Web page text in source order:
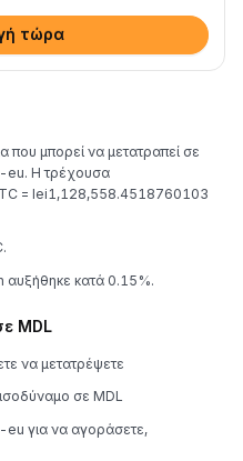
τώρα
που μπορεί να μετατραπεί σε
eu. Η τρέχουσα
BTC = lei1,128,558.4518760103
αυξήθηκε κατά 0.15%.
MDL
να μετατρέψετε
σε MDL
eu για να αγοράσετε,